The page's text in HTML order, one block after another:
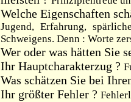
Welche Eigenschaften
Jugend, Erfahrung,
Schweigens. Denn : Worte
Wer oder was hätten Sie
Ihr Hauptcharakterzug ?
Was schätzen Sie bei
Ihr größter Fehler ?